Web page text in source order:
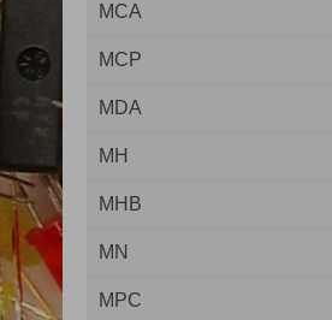
MCA
MCP
MDA
MH
MHB
MN
MPC